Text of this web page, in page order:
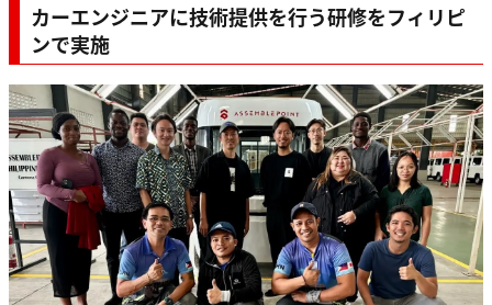
カーエンジニアに技術提供を行う研修をフィリピ
ンで実施